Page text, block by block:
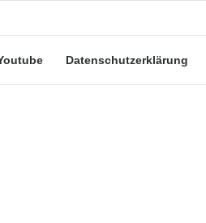
Vorteile?
Datenschutzerklärung